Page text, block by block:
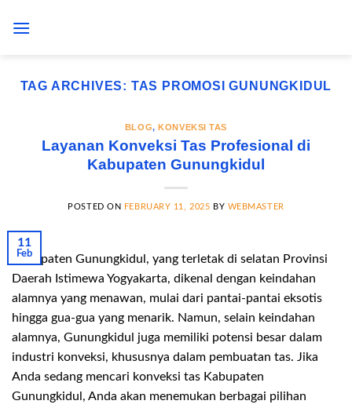
TAG ARCHIVES: TAS PROMOSI GUNUNGKIDUL
BLOG,KONVEKSI TAS
Layanan Konveksi Tas Profesional di
Kabupaten Gunungkidul
POSTED ON FEBRUARY 11, 2025 BY WEBMASTER
11
Feb
Kabupaten Gunungkidul, yang terletak di selatan Provinsi
Daerah Istimewa Yogyakarta, dikenal dengan keindahan
alamnya yang menawan, mulai dari pantai-pantai eksotis
hingga gua-gua yang menarik. Namun, selain keindahan
alamnya, Gunungkidul juga memiliki potensi besar dalam
industri konveksi, khususnya dalam pembuatan tas. Jika
Anda sedang mencari konveksi tas Kabupaten
Gunungkidul, Anda akan menemukan berbagai pilihan